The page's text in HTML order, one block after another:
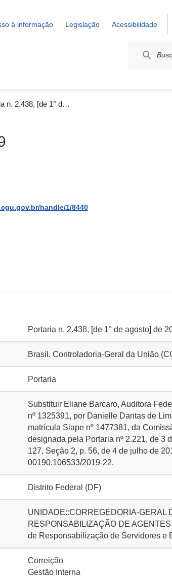
à informação Legislação Acessibilidade
Portaria n. 2.438, [de 1° de agosto] de 2019
handle/1/8440
Portaria n. 2.438, [de 1° de agosto] de
Brasil. Controladoria-Geral da União
Portaria
Substituir Eliane Barcaro, Auditora
nº 1325391, por Danielle Dantas de
matrícula Siape nº 1477381, da
designada pela Portaria nº 2.221, de 3
127, Seção 2, p. 56, de 4 de julho de
00190.106533/2019-22.
Distrito Federal (DF)
UNIDADE::CORREGEDORIA-GERAL
RESPONSABILIZAÇÃO DE
de Responsabilização de Servidores e
Correição
Gestão Interna